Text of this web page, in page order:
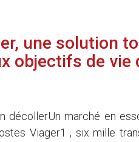
une solution
objectifs de vie
décollerUn marché en
Viager1 , six mille